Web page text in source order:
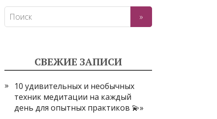
СВЕЖИЕ ЗАПИСИ
10 удивительных и необычных
техник медитации на каждый
день для опытных практиков 💫»